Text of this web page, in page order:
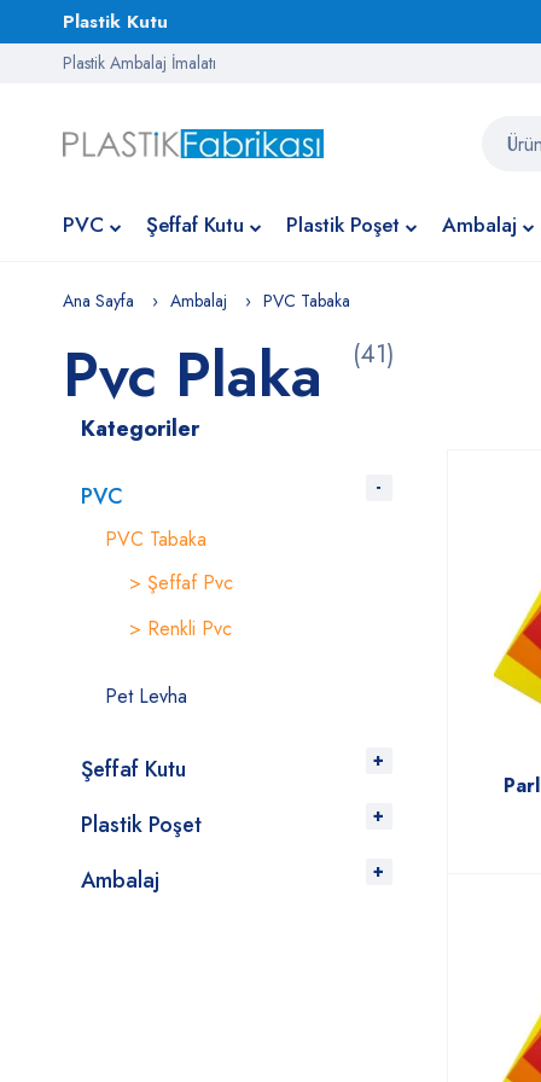
Plastik Kutu
Plastik Ambalaj İmalatı
PVC Şeffaf Kutu Plastik Poşet Ambalaj
Ana Sayfa Ambalaj PVC Tabaka
Pvc Plaka (41)
Kategoriler
PVC
PVC Tabaka
> Şeffaf Pvc
> Renkli Pvc
Pet Levha
Şeffaf Kutu
Plastik Poşet
Ambalaj